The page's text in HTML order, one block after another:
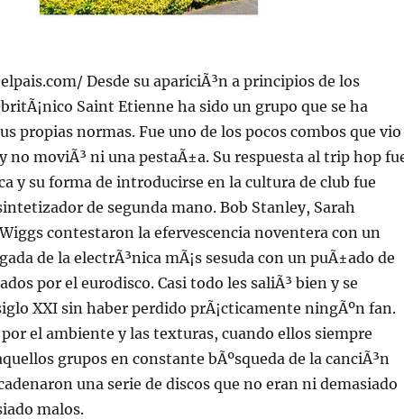
Desde su apariciÃ³n a principios de los
Saint Etienne ha sido un grupo que se ha
propias normas. Fue uno de los pocos combos que vio
no moviÃ³ ni una pestaÃ±a. Su respuesta al trip hop
y su forma de introducirse en la cultura de club fue
de segunda mano. Bob Stanley, Sarah
contestaron la efervescencia noventera con un
de la electrÃ³nica mÃ¡s sesuda con un puÃ±ado de
por el eurodisco. Casi todo les saliÃ³ bien y se
XXI sin haber perdido prÃ¡cticamente ningÃºn fan.
el ambiente y las texturas, cuando ellos siempre
grupos en constante bÃºsqueda de la canciÃ³n
una serie de discos que no eran ni demasiado
malos.